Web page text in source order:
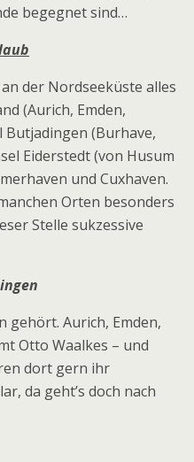
begegnet sind…
der Nordseeküste alles
(Aurich, Emden,
Butjadingen (Burhave,
Eiderstedt (von Husum
und Cuxhaven.
Orten besonders
Stelle sukzessive
gehört. Aurich, Emden,
Otto Waalkes – und
dort gern ihr
da geht’s doch nach